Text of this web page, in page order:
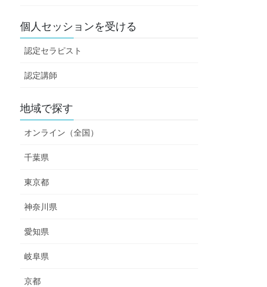
個人セッションを受ける
認定セラピスト
認定講師
地域で探す
オンライン（全国）
千葉県
東京都
神奈川県
愛知県
岐阜県
京都